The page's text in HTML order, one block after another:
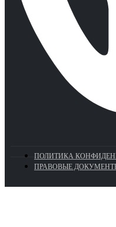
ПОЛИТИКА
ПРАВОВЫЕ